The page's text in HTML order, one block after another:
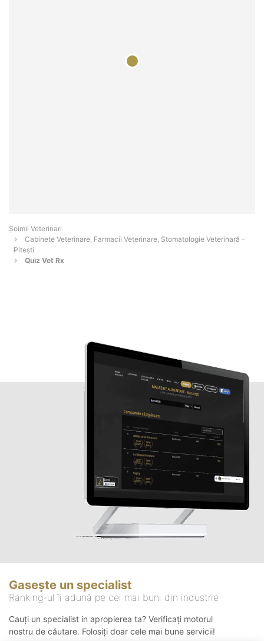
Șoimii Veterinari
Cabinete Veterinare, Farmacii Veterinare, Stomatologie Veterinară -
Piteşti
Quiz Vet Rx
Gasește un specialist
Ranking-ul îi adună pe cei mai buni din industrie
Cauți un specialist in apropierea ta? Verificați motorul
nostru de căutare. Folosiți doar cele mai bune servicii!